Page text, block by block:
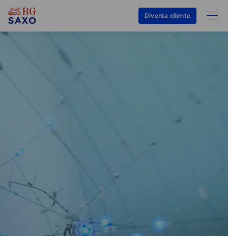
Diventa cliente